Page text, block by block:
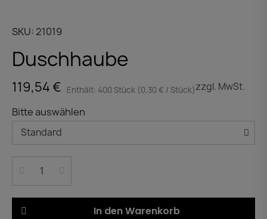
SKU 21019
Duschhaube
119,54 € Enthält: 400 Stück (0,30 € / Stück)zzgl. MwSt.
Bitte auswählen
In den Warenkorb